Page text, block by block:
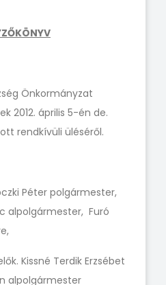
Önkormányzat
2012. április 5-én de.
rendkívüli üléséről.
Péter polgármester,
alpolgármester, Furó
Kissné Terdik Erzsébet
alpolgármester